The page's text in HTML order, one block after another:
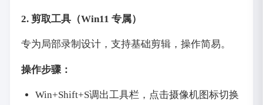
2. 剪取工具（Win11 专属）
专为局部录制设计，支持基础剪辑，操作简易。
操作步骤：
Win+Shift+S调出工具栏，点击摄像机图标切换